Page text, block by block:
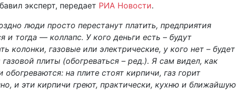
эксперт, передает РИА Новости.
люди просто перестанут платить, предприятия
и тогда — коллапс. У кого деньги есть – будут
колонки, газовые или электрические, у кого нет – будет
плиты (обогреваться – ред.). Я сам видел, как
на плите стоят кирпичи, газ горит
и эти кирпичи греют, практически, кухню и ближайшую